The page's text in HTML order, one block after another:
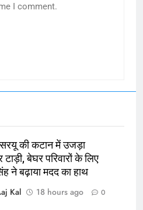
I comment.
की कटान में उजड़ा
टाड़ी, बेघर परिवारों के लिए
ने बढ़ाया मदद का हाथ
Kal
18 hours ago 0